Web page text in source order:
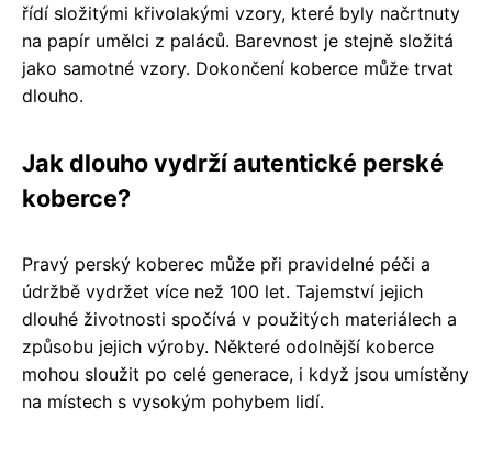
řídí složitými křivolakými vzory, které byly načrtnuty
na papír umělci z paláců. Barevnost je stejně složitá
jako samotné vzory. Dokončení koberce může trvat
dlouho.
Jak dlouho vydrží autentické perské
koberce?
Pravý perský koberec může při pravidelné péči a
údržbě vydržet více než 100 let. Tajemství jejich
dlouhé životnosti spočívá v použitých materiálech a
způsobu jejich výroby. Některé odolnější koberce
mohou sloužit po celé generace, i když jsou umístěny
na místech s vysokým pohybem lidí.